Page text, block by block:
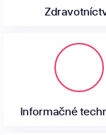
Informačné